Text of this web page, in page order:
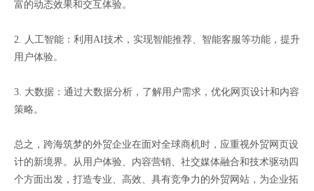
富的动态效果和交互体验。
2. 人工智能：利用AI技术，实现智能推荐、智能客服等功能，提升
用户体验。
3. 大数据：通过大数据分析，了解用户需求，优化网页设计和内容
策略。
总之，跨海筑梦的外贸企业在面对全球商机时，应重视外贸网页设
计的新境界。从用户体验、内容营销、社交媒体融合和技术驱动四
个方面出发，打造专业、高效、具有竞争力的外贸网站，为企业拓